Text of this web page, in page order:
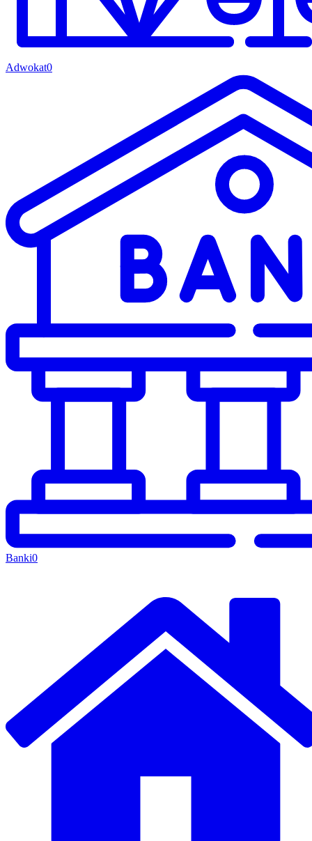
Adwokat0
Banki0